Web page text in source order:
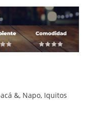
&, Napo, Iquitos